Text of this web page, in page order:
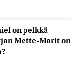
on pelkkä
Mette-Marit on